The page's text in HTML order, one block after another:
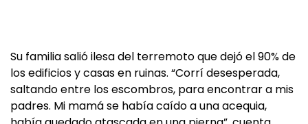
Su familia salió ilesa del terremoto que dejó el 90% de
los edificios y casas en ruinas. “Corrí desesperada,
saltando entre los escombros, para encontrar a mis
padres. Mi mamá se había caído a una acequia,